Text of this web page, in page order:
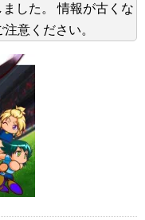
した。
情報が古くな
意ください。